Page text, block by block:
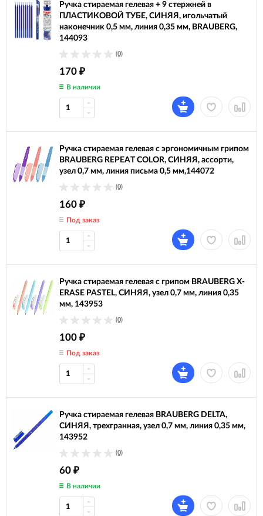
Ручка стираемая гелевая + 9 стержней в
ПЛАСТИКОВОЙ ТУБЕ, СИНЯЯ, игольчатый
наконечник 0,5 мм, линия 0,35 мм, BRAUBERG,
144093
(0)
170 ₽
В наличии
Ручка стираемая гелевая с эргономичным грипом
BRAUBERG REPEAT COLOR, СИНЯЯ, ассорти,
узел 0,7 мм, линия письма 0,5 мм,144072
(0)
160 ₽
Под заказ
Ручка стираемая гелевая с грипом BRAUBERG X-
ERASE PASTEL, СИНЯЯ, узел 0,7 мм, линия 0,35
мм, 143953
(0)
100 ₽
Под заказ
Ручка стираемая гелевая BRAUBERG DELTA,
СИНЯЯ, трехгранная, узел 0,7 мм, линия 0,35 мм,
143952
(0)
60 ₽
В наличии